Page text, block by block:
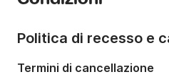
Portata massima persone:
Politica di recesso e
Termini di cancellazione